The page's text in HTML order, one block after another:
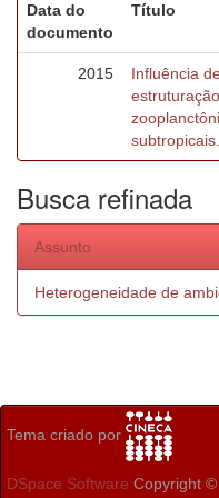
Data do
documento
Título
2015
Influência
subtropicais.
Busca refinada
Assunto
Heterogeneidade de
Tema criado por
DSpace Software Copyright